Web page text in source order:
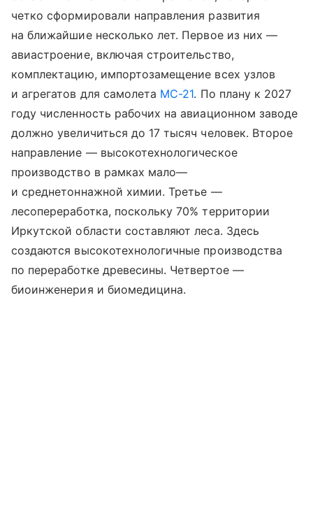
четко сформировали направления развития
на ближайшие несколько лет. Первое из них —
авиастроение, включая строительство,
комплектацию, импортозамещение всех узлов
и агрегатов для самолета МС-21. По плану к 2027
году численность рабочих на авиационном заводе
должно увеличиться до 17 тысяч человек. Второе
направление — высокотехнологическое
производство в рамках мало—
и среднетоннажной химии. Третье —
лесопереработка, поскольку 70% территории
Иркутской области составляют леса. Здесь
создаются высокотехнологичные производства
по переработке древесины. Четвертое —
биоинженерия и биомедицина.